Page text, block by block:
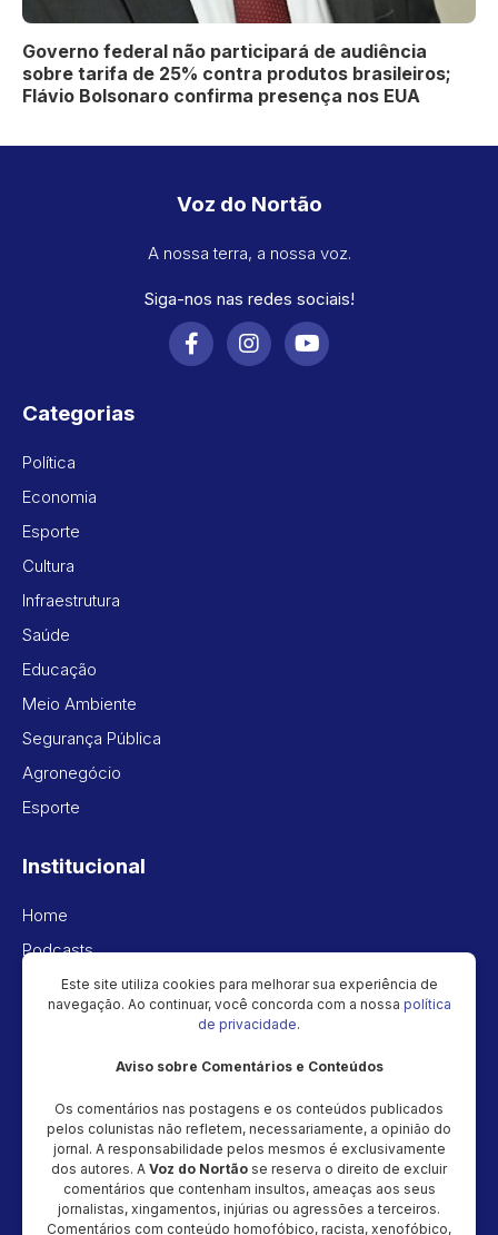
Governo federal não participará de audiência
sobre tarifa de 25% contra produtos brasileiros;
Flávio Bolsonaro confirma presença nos EUA
Voz do Nortão
A nossa terra, a nossa voz.
Siga-nos nas redes sociais!
Categorias
Política
Economia
Esporte
Cultura
Infraestrutura
Saúde
Educação
Meio Ambiente
Segurança Pública
Agronegócio
Esporte
Institucional
Home
Podcasts
Vídeos
Política de privacidade
Newsletter
Cadastre seu e-mail e receba as novidades!
Este site utiliza cookies para melhorar sua experiência de
navegação. Ao continuar, você concorda com a nossa política
de privacidade.
Aviso sobre Comentários e Conteúdos
Os comentários nas postagens e os conteúdos publicados
pelos colunistas não refletem, necessariamente, a opinião do
jornal. A responsabilidade pelos mesmos é exclusivamente
dos autores. A Voz do Nortão se reserva o direito de excluir
comentários que contenham insultos, ameaças aos seus
jornalistas, xingamentos, injúrias ou agressões a terceiros.
Comentários com conteúdo homofóbico, racista, xenofóbico,